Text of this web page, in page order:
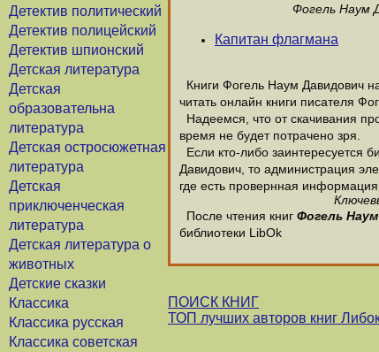
Детектив политический
Детектив полицейский
Детектив шпионский
Детская литература
Детская
образовательна
литература
Детская остросюжетная
литература
Детская
приключенческая
литература
Детская литература о
животных
Детские сказки
Классика
Классика русская
Классика советская
Фогель Наум
Капитан флагмана
Книги Фогель Наум Давидович
читать онлайн книги писателя
Надеемся, что от скачивания
время не будет потрачено зря.
Если кто-либо заинтересуется
Давидович, то администрация
где есть провернная
После чтения книг Фогель
библиотеки LibOk
ПОИСК КНИГ
ТОП лучших авторов книг